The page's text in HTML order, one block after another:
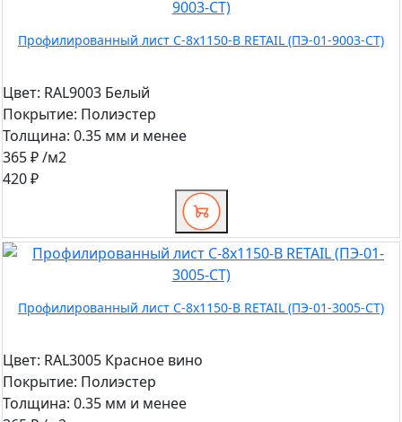
Профилированный лист С-8x1150-B RETAIL (ПЭ-01-9003-СТ)
Цвет: RAL9003 Белый
Покрытие: Полиэстер
Толщина: 0.35 мм и менее
365 ₽/м2
420 ₽
Профилированный лист С-8x1150-B RETAIL (ПЭ-01-3005-СТ)
Цвет: RAL3005 Красное вино
Покрытие: Полиэстер
Толщина: 0.35 мм и менее